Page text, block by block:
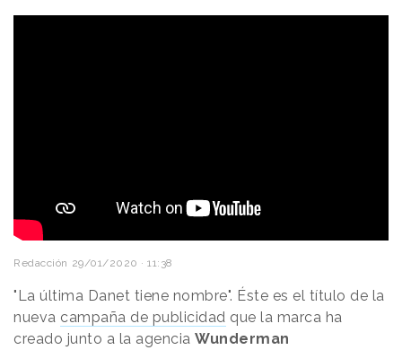
Redacción 29/01/2020 · 11:38
"La última Danet tiene nombre". Éste es el título de la
nueva campaña de publicidad que la marca ha
creado junto a la agencia Wunderman